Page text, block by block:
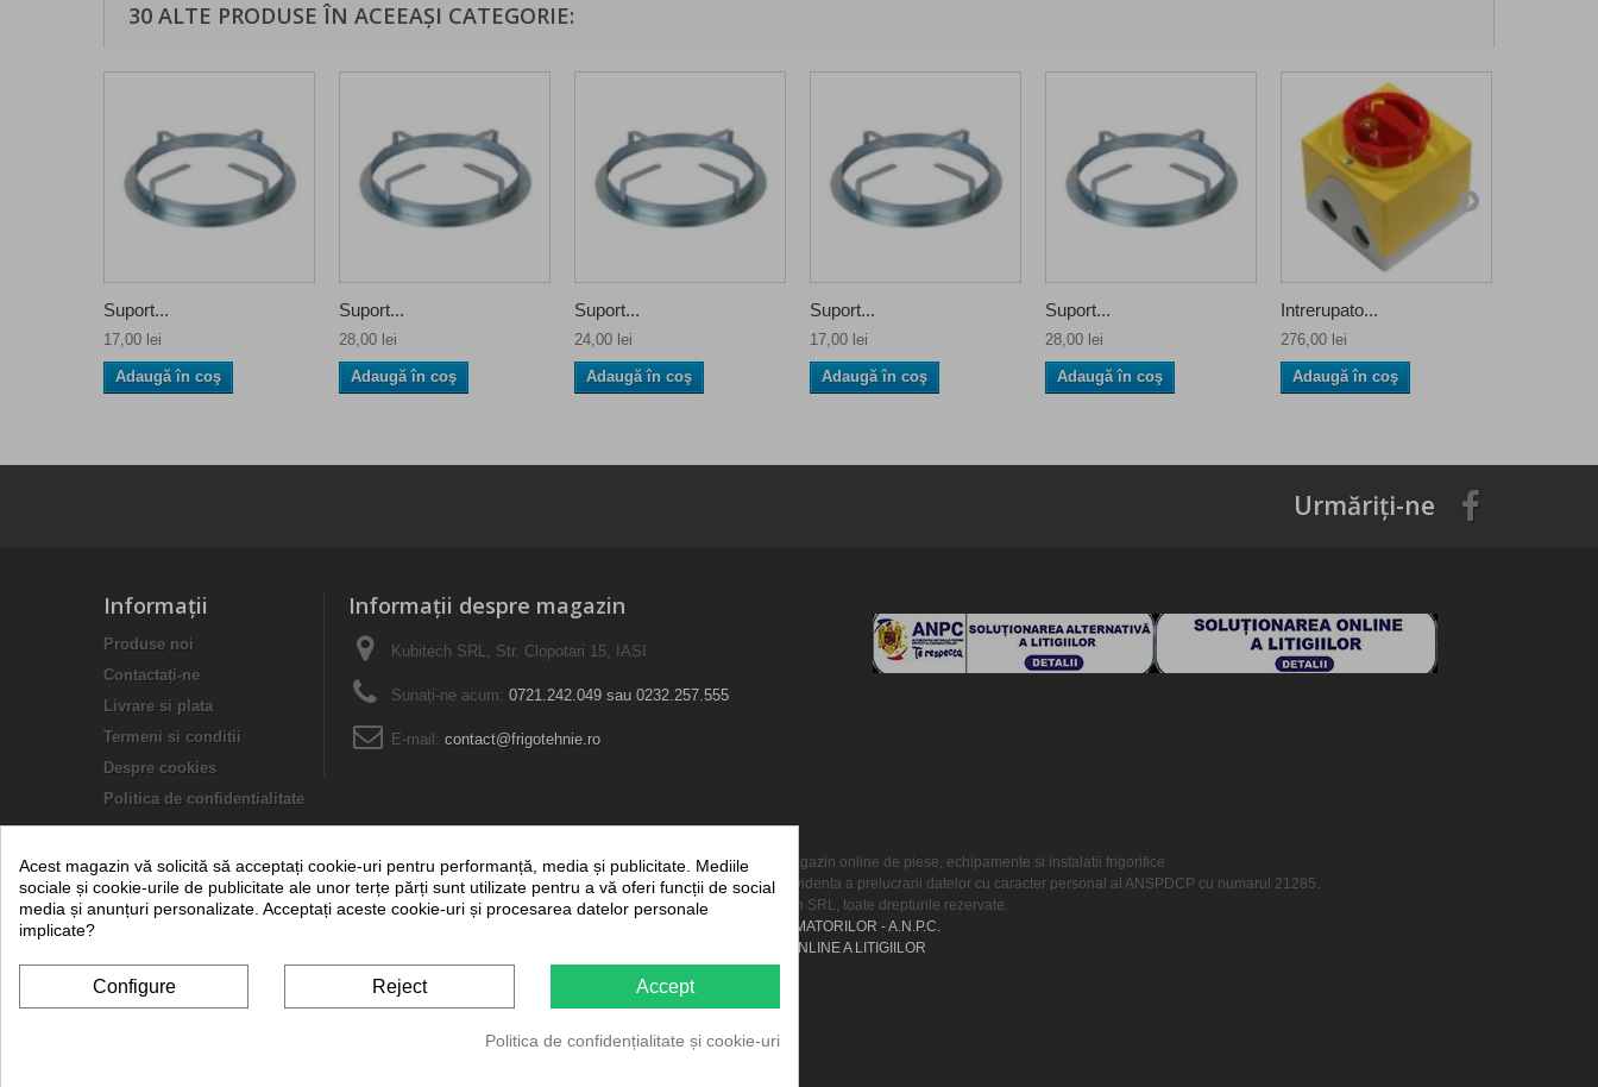
30 ALTE PRODUSE ÎN ACEEAȘI CATEGORIE:
Suport...
17,00 lei
Adaugă în coş
Suport...
28,00 lei
Adaugă în coş
Suport...
24,00 lei
Adaugă în coş
Suport...
17,00 lei
Adaugă în coş
Suport...
28,00 lei
Adaugă în coş
Intrerupato...
276,00 lei
Adaugă în coş
Urmăriți-ne
Informaţii
Produse noi
Contactați-ne
Livrare si plata
Termeni si conditii
Despre cookies
Politica de confidentialitate
Informații despre magazin
Kubitech SRL, Str. Clopotari 15, IASI
Sunați-ne acum: 0721.242.049 sau 0232.257.555
E-mail: contact@frigotehnie.ro
frigotehnie.ro - marca inregistrata a KUBITECH SRL - magazin online de piese, echipamente si instalatii frigorifice
Kubitech SRL (RO8508803, J1996000874222) este inregistrata in registrul de evidenta a prelucrarii datelor cu caracter personal al ANSPDCP cu numarul 21285.
Copyright © 2012-2026 Kubitech SRL, toate drepturile rezervate.
PROTECTIA CONSUMATORILOR - A.N.P.C.
SOLUTIONAREA ONLINE A LITIGIILOR
Acest magazin vă solicită să acceptați cookie-uri pentru performanță, media și publicitate. Mediile
sociale și cookie-urile de publicitate ale unor terțe părți sunt utilizate pentru a vă oferi funcții de social
media și anunțuri personalizate. Acceptați aceste cookie-uri și procesarea datelor personale
implicate?
Configure Reject Accept
Politica de confidențialitate și cookie-uri